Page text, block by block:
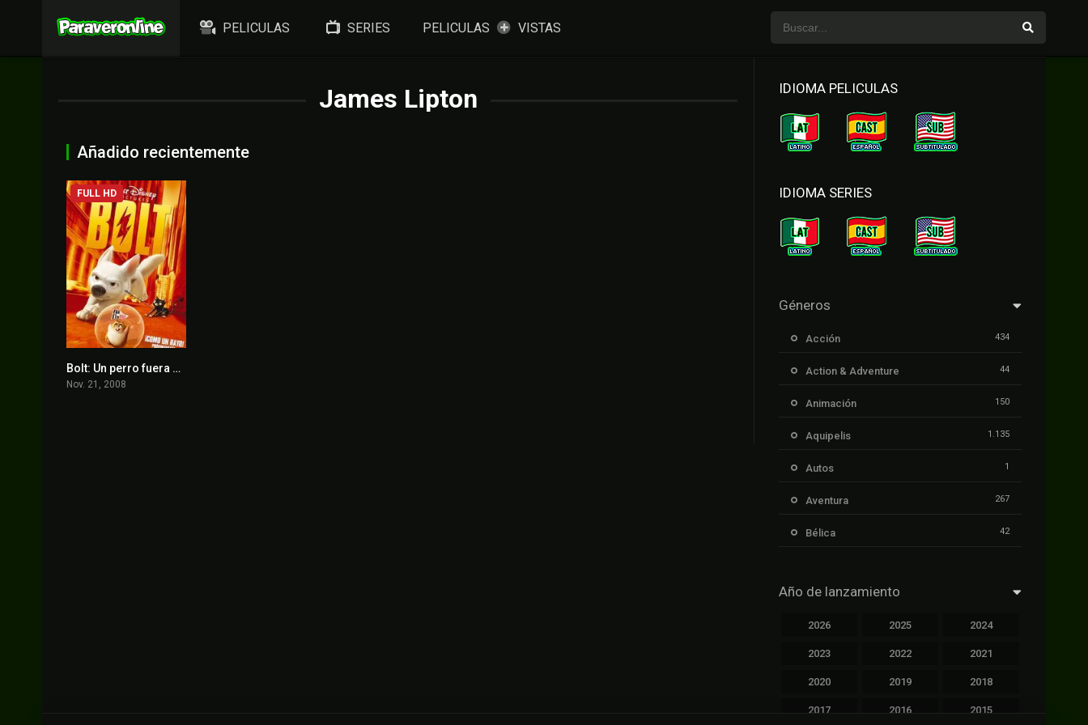
PELICULAS SERIES PELICULAS VISTAS
James Lipton
Añadido recientemente
6.8
FULL HD
Bolt: Un perro fuera de serie
Nov. 21, 2008
IDIOMA PELICULAS
IDIOMA SERIES
Géneros
Acción 434
Action & Adventure 44
Animación 150
Aquipelis 1.135
Autos 1
Aventura 267
Bélica 42
Cinecalidad
Cinetux 1.139
Año de lanzamiento
2026 2025 2024
2023 2022 2021
2020 2019 2018
2017 2016 2015